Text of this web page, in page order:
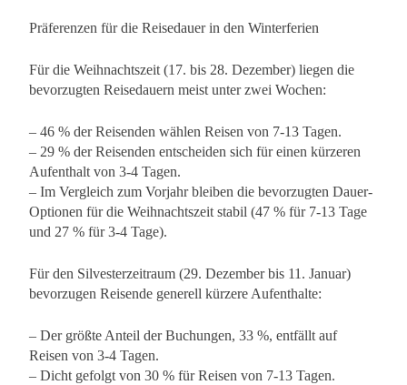
Präferenzen für die Reisedauer in den Winterferien
Für die Weihnachtszeit (17. bis 28. Dezember) liegen die
bevorzugten Reisedauern meist unter zwei Wochen:
– 46 % der Reisenden wählen Reisen von 7-13 Tagen.
– 29 % der Reisenden entscheiden sich für einen kürzeren
Aufenthalt von 3-4 Tagen.
– Im Vergleich zum Vorjahr bleiben die bevorzugten Dauer-
Optionen für die Weihnachtszeit stabil (47 % für 7-13 Tage
und 27 % für 3-4 Tage).
Für den Silvesterzeitraum (29. Dezember bis 11. Januar)
bevorzugen Reisende generell kürzere Aufenthalte:
– Der größte Anteil der Buchungen, 33 %, entfällt auf
Reisen von 3-4 Tagen.
– Dicht gefolgt von 30 % für Reisen von 7-13 Tagen.